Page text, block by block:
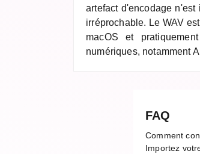
artefact d'encodage
irréprochable. Le WAV
macOS et
numériques, notamment
FAQ
Comment
Importez